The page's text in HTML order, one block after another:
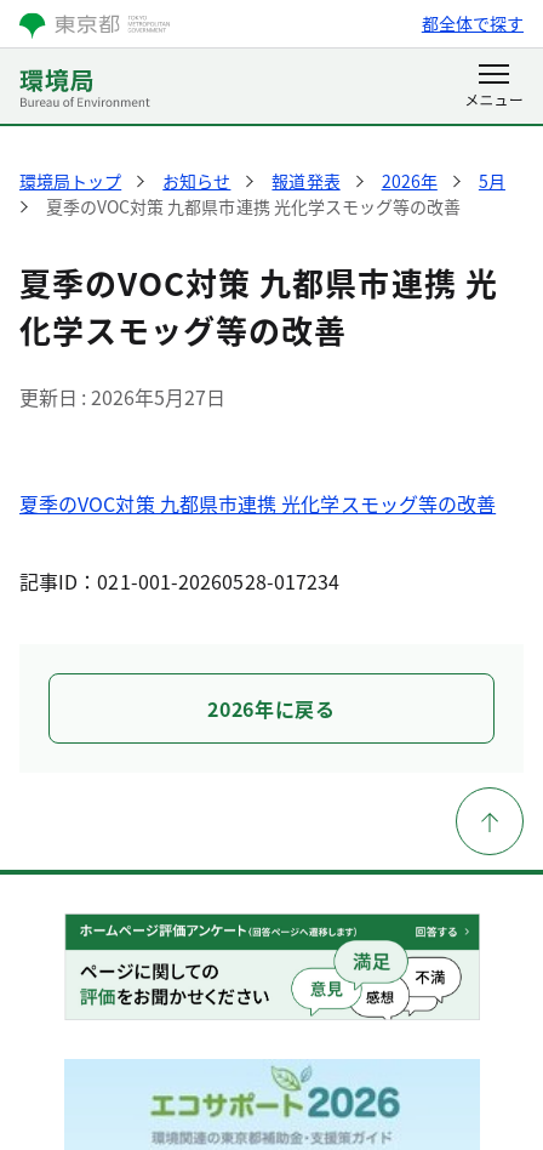
都全体で探す
環境局トップ お知らせ 報道発表 2026年
5月
夏季のVOC対策 九都県市連携 光化学スモッグ等の改善
夏季のVOC対策 九都県市連携 光
化学スモッグ等の改善
更新日 2026年5月27日
夏季のVOC対策 九都県市連携 光化学スモッグ等の改善
記事ID：021-001-20260528-017234
2026年に戻る